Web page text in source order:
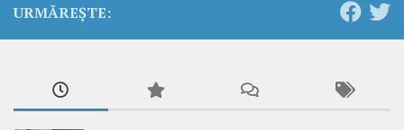
URMĂREȘTE: